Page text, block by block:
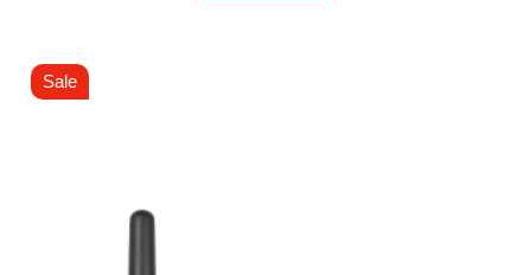
Sale